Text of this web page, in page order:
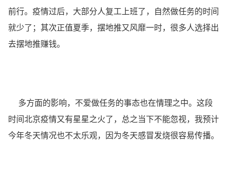
前行。疫情过后，大部分人复工上班了，自然做任务的时间
就少了；其次正值夏季，摆地推又风靡一时，很多人选择出
去摆地推赚钱。
多方面的影响，不爱做任务的事态也在情理之中。这段
时间北京疫情又有星星之火了，总之当下不能忽视，我预计
今年冬天情况也不太乐观，因为冬天感冒发烧很容易传播。